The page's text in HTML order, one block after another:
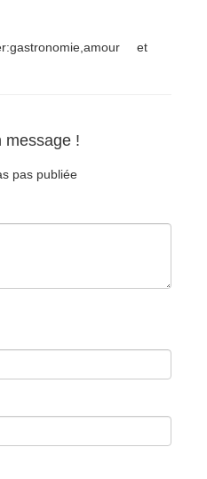
et
message !
pas publiée